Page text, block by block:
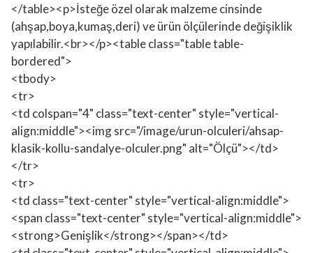
</table><p>İsteğe özel olarak malzeme cinsinde
(ahşap,boya,kumaş,deri) ve ürün ölçülerinde değişiklik
yapılabilir.<br></p><table class="table table-
bordered">
<tbody>
<tr>
<td colspan="4" class="text-center" style="vertical-
align:middle"><img src="/image/urun-olculeri/ahsap-
klasik-kollu-sandalye-olculer.png" alt="Ölçü"></td>
</tr>
<tr>
<td class="text-center" style="vertical-align:middle">
<span class="text-center" style="vertical-align:middle">
<strong>Genişlik</strong></span></td>